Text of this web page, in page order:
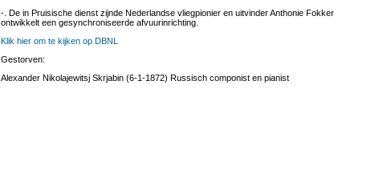
-. De in Pruisische dienst zijnde Nederlandse vliegpionier en uitvinder Anthonie Fokker
ontwikkelt een gesynchroniseerde afvuurinrichting.
Klik hier om te kijken op DBNL
Gestorven:
Alexander Nikolajewitsj Skrjabin (6-1-1872) Russisch componist en pianist